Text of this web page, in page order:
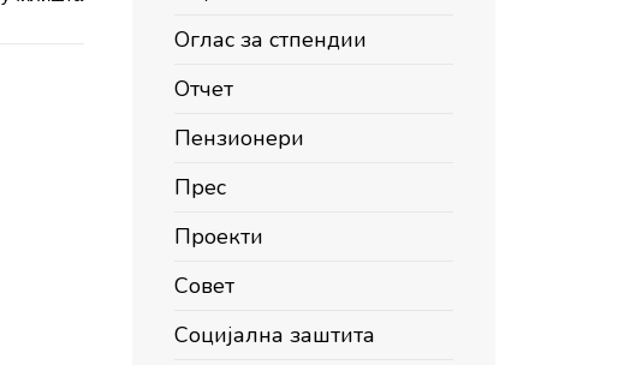
Оглас за стпендии
Отчет
Пензионери
Прес
Проекти
Совет
Социјална заштита